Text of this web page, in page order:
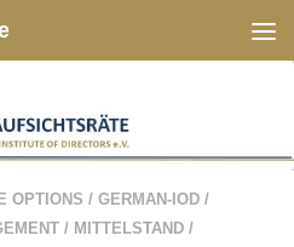
OPTIONS / GERMAN-IOD /
/ MITTELSTAND /